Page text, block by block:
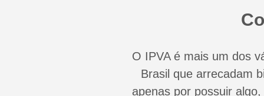
O IPVA é mais um dos
Brasil que arrecadam
apenas por possuir